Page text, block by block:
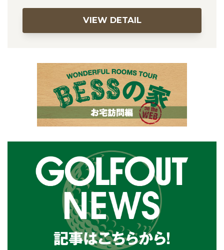
VIEW DETAIL